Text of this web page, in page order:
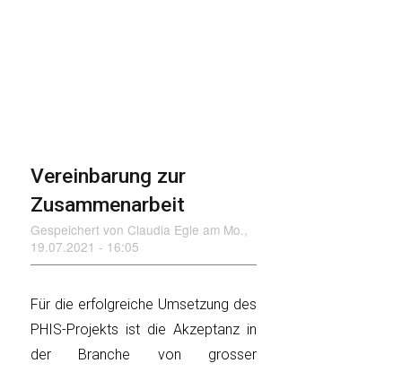
Vereinbarung zur
Zusammenarbeit
Gespeichert von Claudia Egle am Mo.,
19.07.2021 - 16:05
Für die erfolgreiche Umsetzung des
PHIS-Projekts ist die Akzeptanz in
der Branche von grosser